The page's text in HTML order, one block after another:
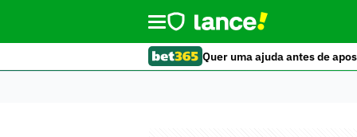
Quer uma ajuda antes de